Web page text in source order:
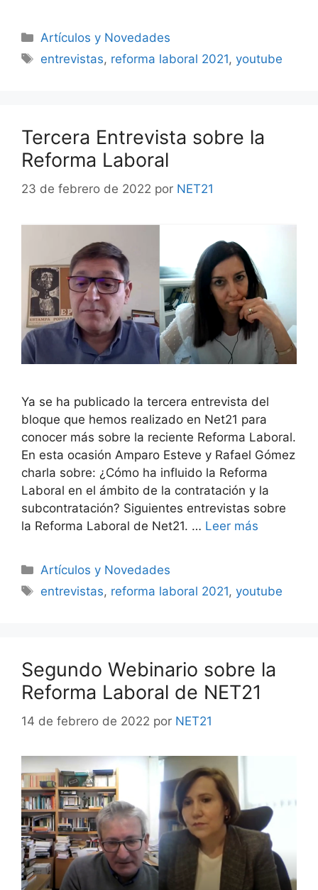
Artículos y Novedades
entrevistas, reforma laboral 2021,youtube
Tercera Entrevista sobre la
Reforma Laboral
23 de febrero de 2022 por NET21
Ya se ha publicado la tercera entrevista del
bloque que hemos realizado en Net21 para
conocer más sobre la reciente Reforma Laboral.
En esta ocasión Amparo Esteve y Rafael Gómez
charla sobre: ¿Cómo ha influido la Reforma
Laboral en el ámbito de la contratación y la
subcontratación? Siguientes entrevistas sobre
la Reforma Laboral de Net21. … Leer más
Artículos y Novedades
entrevistas, reforma laboral 2021,youtube
Segundo Webinario sobre la
Reforma Laboral de NET21
14 de febrero de 2022 por NET21